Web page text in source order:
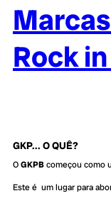
Rock
GKP... O QUÊ?
OGKPBcomeçou como
Este é um lugar para